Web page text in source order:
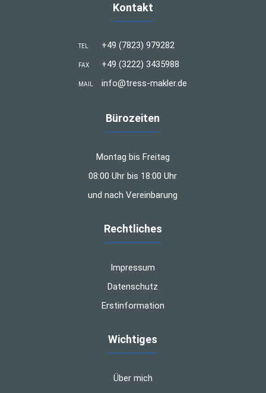
Kontakt
TEL +49 (7823) 979282
FAX +49 (3222) 3435988
MAIL info@tress-makler.de
Bürozeiten
Montag bis Freitag
08:00 Uhr bis 18:00 Uhr
und nach Vereinbarung
Rechtliches
Impressum
Datenschutz
Erstinformation
Wichtiges
Über mich